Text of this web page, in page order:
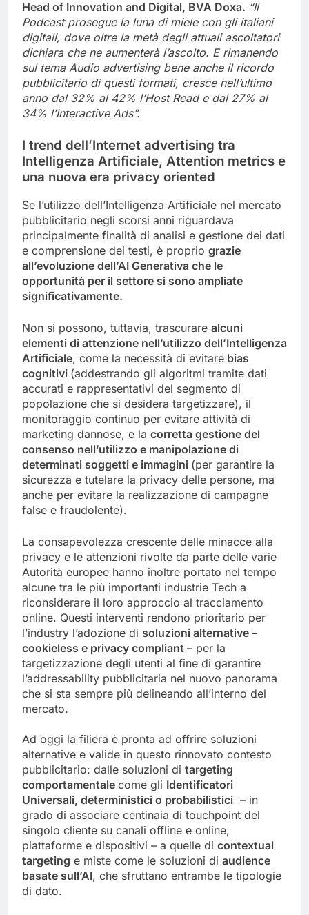
Head of Innovation and Digital, BVA Doxa. “Il
Podcast prosegue la luna di miele con gli italiani
digitali, dove oltre la metà degli attuali ascoltatori
dichiara che ne aumenterà l’ascolto. E rimanendo
sul tema Audio advertising bene anche il ricordo
pubblicitario di questi formati, cresce nell’ultimo
anno dal 32% al 42% l’Host Read e dal 27% al
34% l’Interactive Ads”.
I trend dell’Internet advertising tra
Intelligenza Artificiale, Attention metrics e
una nuova era privacy oriented
Se l’utilizzo dell’Intelligenza Artificiale nel mercato
pubblicitario negli scorsi anni riguardava
principalmente finalità di analisi e gestione dei dati
e comprensione dei testi, è proprio grazie
all’evoluzione dell’AI Generativa che le
opportunità per il settore si sono ampliate
significativamente.
Non si possono, tuttavia, trascurare alcuni
elementi di attenzione nell’utilizzo dell’Intelligenza
Artificiale, come la necessità di evitare bias
cognitivi (addestrando gli algoritmi tramite dati
accurati e rappresentativi del segmento di
popolazione che si desidera targetizzare), il
monitoraggio continuo per evitare attività di
marketing dannose, e la corretta gestione del
consenso nell’utilizzo e manipolazione di
determinati soggetti e immagini (per garantire la
sicurezza e tutelare la privacy delle persone, ma
anche per evitare la realizzazione di campagne
false e fraudolente).
La consapevolezza crescente delle minacce alla
privacy e le attenzioni rivolte da parte delle varie
Autorità europee hanno inoltre portato nel tempo
alcune tra le più importanti industrie Tech a
riconsiderare il loro approccio al tracciamento
online. Questi interventi rendono prioritario per
l’industry l’adozione di soluzioni alternative –
cookieless e privacy compliant – per la
targetizzazione degli utenti al fine di garantire
l’addressability pubblicitaria nel nuovo panorama
che si sta sempre più delineando all’interno del
mercato.
Ad oggi la filiera è pronta ad offrire soluzioni
alternative e valide in questo rinnovato contesto
pubblicitario: dalle soluzioni di targeting
comportamentale come gli Identificatori
Universali, deterministici o probabilistici – in
grado di associare centinaia di touchpoint del
singolo cliente su canali offline e online,
piattaforme e dispositivi – a quelle di contextual
targeting e miste come le soluzioni di audience
basate sull’AI, che sfruttano entrambe le tipologie
di dato.